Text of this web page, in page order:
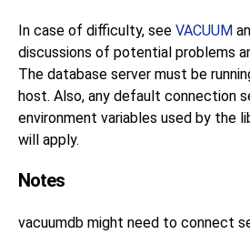
In case of difficulty, see VACUUM
discussions of potential problems
The database server must be
host. Also, any default connection
environment variables used by the
will apply.
Notes
vacuumdb might need to connect